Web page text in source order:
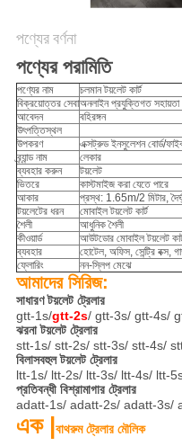
পণ্যের বর্ণনা
পণ্যের পরামিতি
পণ্যের নাম
চলমান টয়লেট কার্ট
বিক্রয়োত্তর সেবাঅনলাইন প্রযুক্তিগত সহায়তা
আবেদন
বহিরঙ্গন
উৎপত্তিস্থল
উপকরণ
এক্সট্রুড ইনসুলেশন বোর্ড/
ব্র্যান্ড নাম
লেকার
ব্যবহার করুন
টয়লেট
ভিতরে
কাস্টমাইজ করা যেতে পারে
আকার
প্রস্থ: 1.65m/2 মিটার,
টয়লেটের ধরন
মোবাইল টয়লেট কার্ট
শৈলী
আধুনিক শৈলী
কীওয়ার্ড
আউটডোর মোবাইল টয়লেট
ব্যবহার
হোটেল, অফিস, সেন্ট্রি বক্স,
ফ্লোরিং
নন-স্লিপ মেঝে
আমাদের সিরিজ:
সাধারণ টয়লেট ট্রেলার
gtt-1s/gtt-2s/ gtt-3s/ gtt-4s/
ঝরনা টয়লেট ট্রেলার
stt-1s/ stt-2s/ stt-3s/ stt-4s/
বিলাসবহুল টয়লেট ট্রেলার
ltt-1s/ ltt-2s/ ltt-3s/ ltt-4s/ ltt-
প্রতিবন্ধী বিশ্রামাগার ট্রেলার
adatt-1s/ adatt-2s/ adatt-3s/
এক |বাথরুম ট্রেলার মৌলিক